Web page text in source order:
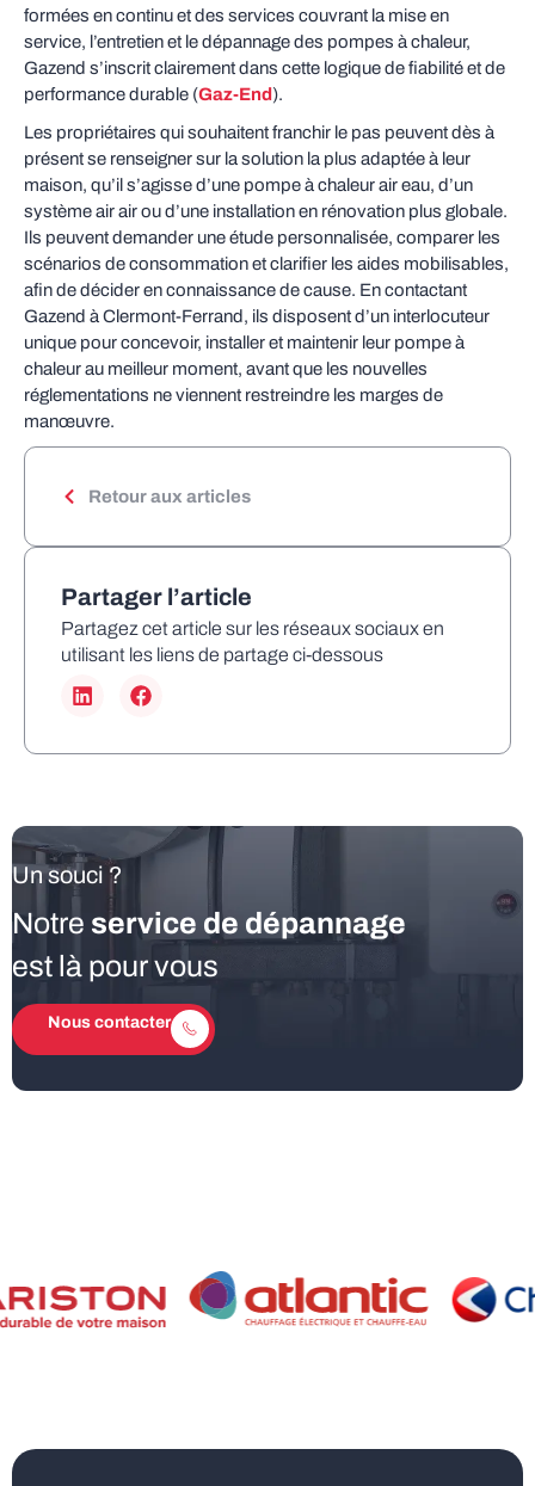
Retour aux articles
Partager l’article
Partagez cet article sur les réseaux sociaux en
utilisant les liens de partage ci-dessous
formées en continu et des services couvrant la mise en
service, l’entretien et le dépannage des pompes à chaleur,
Gazend s’inscrit clairement dans cette logique de fiabilité et de
performance durable (Gaz-End).
Les propriétaires qui souhaitent franchir le pas peuvent dès à
présent se renseigner sur la solution la plus adaptée à leur
maison, qu’il s’agisse d’une pompe à chaleur air eau, d’un
système air air ou d’une installation en rénovation plus globale.
Ils peuvent demander une étude personnalisée, comparer les
scénarios de consommation et clarifier les aides mobilisables,
afin de décider en connaissance de cause. En contactant
Gazend à Clermont-Ferrand, ils disposent d’un interlocuteur
unique pour concevoir, installer et maintenir leur pompe à
chaleur au meilleur moment, avant que les nouvelles
réglementations ne viennent restreindre les marges de
manœuvre.
Un souci ?
Notre service de dépannage
est là pour vous
Nous contacter